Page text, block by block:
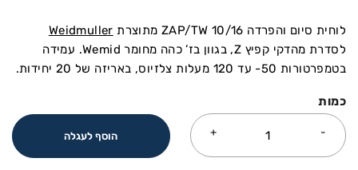
לוחית סיום והפרדה ZAP/TW 10/16 מתוצרת
Weidmuller
לסדרת מהדקי קפיץ Z, בגוון בז’ כהה מחומר Wemid. עמידה
בטמפרטורות 50- עד 120 מעלות צלזיוס, באריזה של 20 יחידות.
כמות
הוסף לעגלה